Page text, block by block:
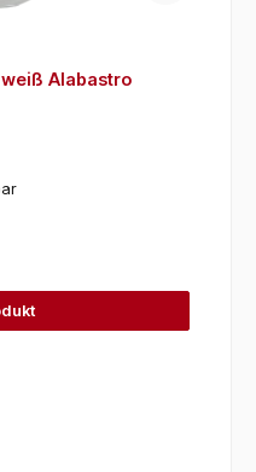
Alabastro